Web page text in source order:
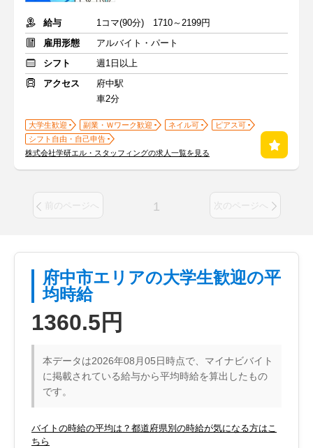
給与
1コマ(90分) 1710～2199円
雇用形態
アルバイト・パート
シフト
週1日以上
アクセス
府中駅
車2分
大学生歓迎 副業・Ｗワーク歓迎 ネイル可
ピアス可
シフト自由・自己申告
株式会社学研エル・スタッフィングの求人一覧を見る
前のページへ 1 次のページへ
府中市エリアの大学生歓迎の平
均時給
1360.5円
本データは2026年08月05日時点で、マイナビバイト
に掲載されている給与から平均時給を算出したもの
です。
バイトの時給の平均は？都道府県別の時給が気になる方はこ
ちら